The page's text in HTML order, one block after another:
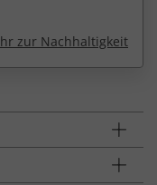
zur Nachhaltigkeit